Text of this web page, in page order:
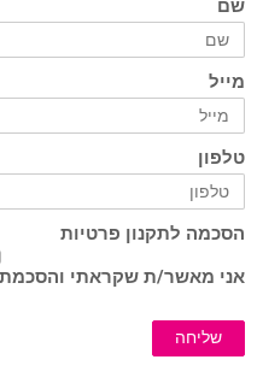
שם
מייל
טלפון
הסכמה לתקנון פרטיות
אני מאשר/ת שקראתי
שליחה